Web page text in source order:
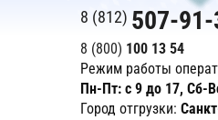
8 (812) 507-91-
8 (800) 100 13 54
Режим работы
Пн-Пт: с 9 до 17, Сб-
Город отгрузки: